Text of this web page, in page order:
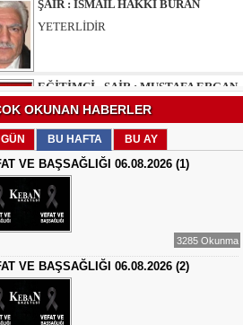
EĞİTİMCİ - ŞAİR : MUSTAFA ERGAN
EĞİTİMCİ - ŞAİR : FEVZİ ÖZDEMİR
EDEP
ŞAİR : SELAMİ DOLU
ŞİİRLERİN HER SATIRINDA SEN VARSIN
EĞİTİMCİ - YAZAR : MEHMET
YILMAZ
HIZIR VE İLYAS: UMUDUN, BEREKETİN
VE YENİDEN DOĞUŞUN BULUŞMASI
OKUNAN HABERLER
BU HAFTA BU AY
VE BAŞSAĞLIĞI 06.08.2026 (1)
3285 Okunma
VE BAŞSAĞLIĞI 06.08.2026 (2)